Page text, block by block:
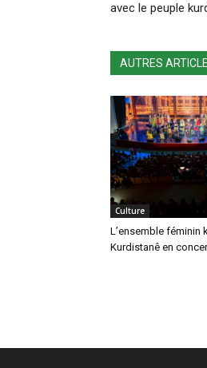
avec le peuple
AUTRES
Culture
L’ensemble féminin
Kurdistanê en